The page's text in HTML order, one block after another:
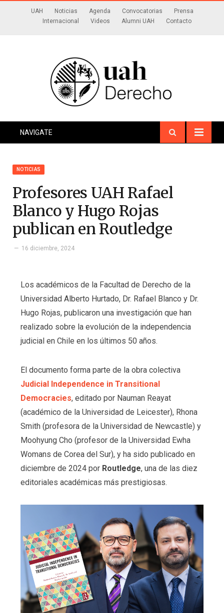
UAH Noticias Agenda Convocatorias
Prensa
Internacional
Videos Alumni UAH Contacto
NAVIGATE
NOTICIAS
Profesores UAH Rafael
Blanco y Hugo Rojas
publican en Routledge
16 diciembre, 2024
Los académicos de la Facultad de Derecho de la
Universidad Alberto Hurtado, Dr. Rafael Blanco y Dr.
Hugo Rojas, publicaron una investigación que han
realizado sobre la evolución de la independencia
judicial en Chile en los últimos 50 años.
El documento forma parte de la obra colectiva
Judicial Independence in Transitional
Democracies, editado por Nauman Reayat
(académico de la Universidad de Leicester), Rhona
Smith (profesora de la Universidad de Newcastle) y
Moohyung Cho (profesor de la Universidad Ewha
Womans de Corea del Sur), y ha sido publicado en
diciembre de 2024 por Routledge, una de las diez
editoriales académicas más prestigiosas.